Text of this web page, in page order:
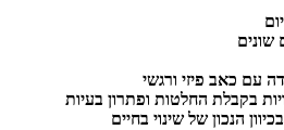
שונים
עם כאב פיזי ורגשי
בקבלת החלטות ופתרון בעיות
הנכון של שינוי בחיים